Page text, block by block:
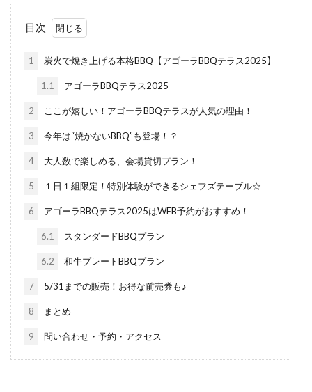
目次
1 炭火で焼き上げる本格BBQ【アゴーラBBQテラス2025】
1.1 アゴーラBBQテラス2025
2 ここが嬉しい！アゴーラBBQテラスが人気の理由！
3 今年は“焼かないBBQ”も登場！？
4 大人数で楽しめる、会場貸切プラン！
5 １日１組限定！特別体験ができるシェフズテーブル☆
6 アゴーラBBQテラス2025はWEB予約がおすすめ！
6.1 スタンダードBBQプラン
6.2 和牛プレートBBQプラン
7 5/31までの販売！お得な前売券も♪
8 まとめ
9 問い合わせ・予約・アクセス